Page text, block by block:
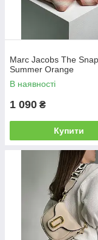
Marc Jacobs The
Summer Orange
В наявності
1 090 ₴
Купити